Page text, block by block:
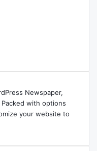
Newspaper,
with options
your website to